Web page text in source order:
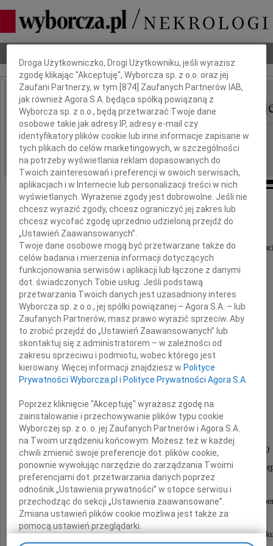
IMIĘ I NAZWISKO: Aleksandra Łabędź-
REGION: Warszawa
DATA EMISJI: 05.03.2010
W dniu 2 marca 2010 roku
odeszła od nas nasza kochana Żona, Mama i
Aleksandra
Łabędź-Majewska
Msza żałobna zostanie odprawiona
w sobotę, 6 marca 2010 roku o godzinie 12.00
w kościele pw. Miłosierdzia Bożego na Saskiej
przy ul. Ateńskiej 12.
Po mszy nastąpi odprowadzenie na cmentarz w
O czym zawiadamiają pogrążeni w bólu i
Dbamy o Twoją prywatność
Droga Użytkowniczko, Drogi Użytkowniku, jeśli wyrazisz
zgodę klikając "Akceptuję", Wyborcza sp. z o.o. oraz jej
Zaufani Partnerzy, w tym [874 ] Zaufanych Partnerów IAB,
jak również Agora S.A. będąca spółką powiązaną z
Wyborcza sp. z o.o., będą przetwarzać Twoje dane
osobowe takie jak adresy IP, adresy e-mail czy
identyfikatory plików cookie lub inne informacje zapisane w
tych plikach do celów marketingowych, w szczególności
na potrzeby wyświetlania reklam dopasowanych do
Twoich zainteresowań i preferencji w swoich serwisach,
aplikacjach i w Internecie lub personalizacji treści w nich
wyświetlanych. Wyrażenie zgody jest dobrowolne. Jeśli nie
chcesz wyrazić zgody, chcesz ograniczyć jej zakres lub
chcesz wycofać zgodę uprzednio udzieloną przejdź do
„Ustawień Zaawansowanych”.
Twoje dane osobowe mogą być przetwarzane także do
celów badania i mierzenia informacji dotyczących
funkcjonowania serwisów i aplikacji lub łączone z danymi
dot. świadczonych Tobie usług. Jeśli podstawą
przetwarzania Twoich danych jest uzasadniony interes
Wyborcza sp. z o.o., jej spółki powiązanej – Agora S.A. – lub
Zaufanych Partnerów, masz prawo wyrazić sprzeciw. Aby
to zrobić przejdź do „Ustawień Zaawansowanych” lub
skontaktuj się z administratorem – w zależności od
zakresu sprzeciwu i podmiotu, wobec którego jest
kierowany. Więcej informacji znajdziesz w Polityce
Prywatności Wyborcza.pl i Polityce Prywatności Agora S.A.
Poprzez kliknięcie "Akceptuję" wyrażasz zgodę na
zainstalowanie i przechowywanie plików typu cookie
Wyborczej sp. z o. o. jej Zaufanych Partnerów i Agora S.A.
na Twoim urządzeniu końcowym. Możesz też w każdej
chwili zmienić swoje preferencje dot. plików cookie,
ponownie wywołując narzędzie do zarządzania Twoimi
preferencjami dot. przetwarzania danych poprzez
odnośnik „Ustawienia prywatności” w stopce serwisu i
przechodząc do sekcji „Ustawienia zaawansowane”.
Zmiana ustawień plików cookie możliwa jest także za
pomocą ustawień przeglądarki.